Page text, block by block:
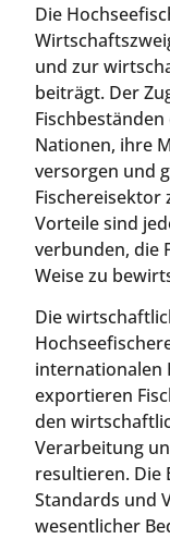
Die
und zur
beiträgt. Der
Nationen, ihre
versorgen und
Fischereisektor
Vorteile sind
verbunden, die
Weise zu
Die
internationalen
exportieren
den
Verarbeitung
resultieren. Die
Standards und
wesentlicher